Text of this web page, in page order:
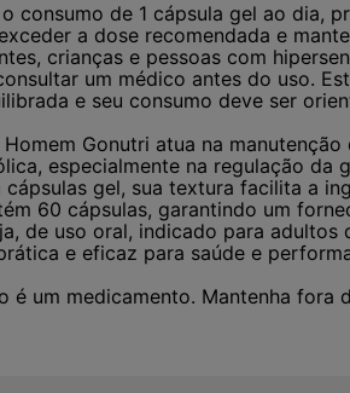
o consumo de 1 cápsula gel ao dia,
a dose recomendada e
crianças e pessoas com
um médico antes do uso.
e seu consumo deve ser
Gonutri atua na
especialmente na regulação da
cápsulas gel, sua textura facilita a
60 cápsulas, garantindo um
de uso oral, indicado para adultos
e eficaz para saúde e
é um medicamento. Mantenha fora